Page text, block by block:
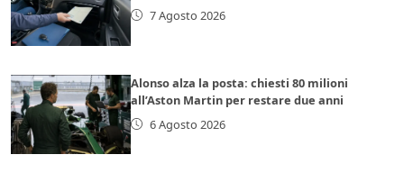
7 Agosto 2026
Alonso alza la posta: chiesti 80 milioni
all’Aston Martin per restare due anni
6 Agosto 2026